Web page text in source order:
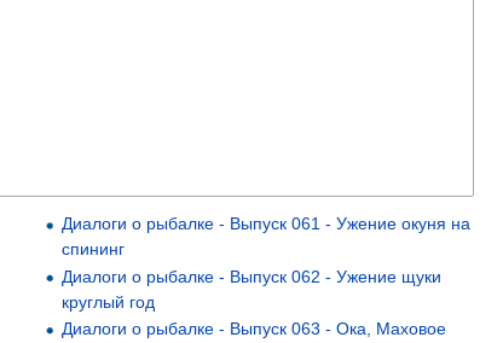
Диалоги о рыбалке - Выпуск 061 - Ужение окуня на
спининг
Диалоги о рыбалке - Выпуск 062 - Ужение щуки
круглый год
Диалоги о рыбалке - Выпуск 063 - Ока, Маховое